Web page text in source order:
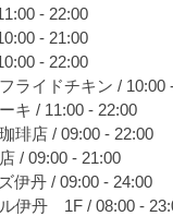
- 22:00
- 21:00
- 22:00
ライドチキン / 10:00
キ / 11:00 - 22:00
琲店 / 09:00 - 22:00
/ 09:00 - 21:00
伊丹 / 09:00 - 24:00
伊丹 1F / 08:00 -